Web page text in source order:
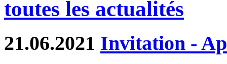
toutes les actualités
21.06.2021 Invitation -